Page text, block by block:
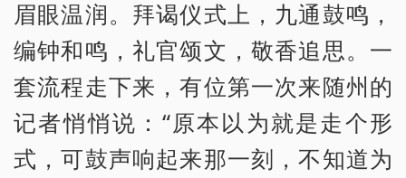
眉眼温润。拜谒仪式上，九通鼓鸣，
编钟和鸣，礼官颂文，敬香追思。一
套流程走下来，有位第一次来随州的
记者悄悄说：“原本以为就是走个形
式，可鼓声响起来那一刻，不知道为